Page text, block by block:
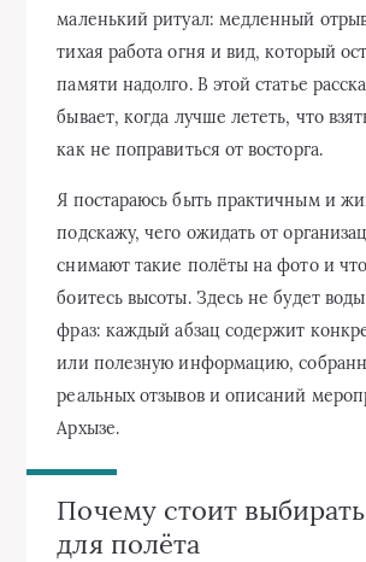
маленький ритуал: медленный
тихая работа огня и вид, который
памяти надолго. В этой статье
бывает, когда лучше лететь, что
как не поправиться от восторга.
Я постараюсь быть практичным и
подскажу, чего ожидать от
снимают такие полёты на фото и
боитесь высоты. Здесь не будет
фраз: каждый абзац содержит
или полезную информацию,
реальных отзывов и описаний
Архызе.
Почему стоит
для полёта